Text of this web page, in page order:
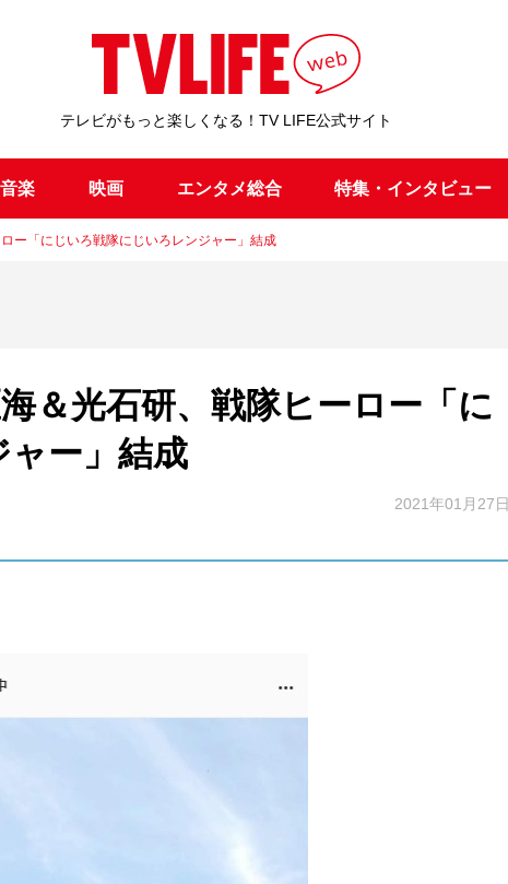
テレビがもっと楽しくなる！TV LIFE公式サイト
音楽 映画 エンタメ総合 特集・インタビュー
ー「にじいろ戦隊にじいろレンジャー」結成
＆光石研、戦隊ヒーロー「に
ャー」結成
2021年01月27日